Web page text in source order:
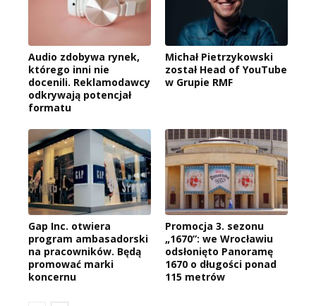
Audio zdobywa rynek,
którego inni nie
docenili. Reklamodawcy
odkrywają potencjał
formatu
Michał Pietrzykowski
został Head of YouTube
w Grupie RMF
Gap Inc. otwiera
program ambasadorski
na pracowników. Będą
promować marki
koncernu
Promocja 3. sezonu
„1670”: we Wrocławiu
odsłonięto Panoramę
1670 o długości ponad
115 metrów